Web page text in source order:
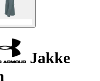
Jakke